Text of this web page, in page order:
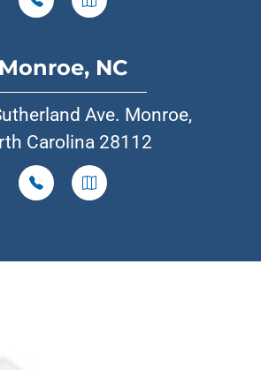
Monroe, NC
Ave. Monroe,
Carolina 28112